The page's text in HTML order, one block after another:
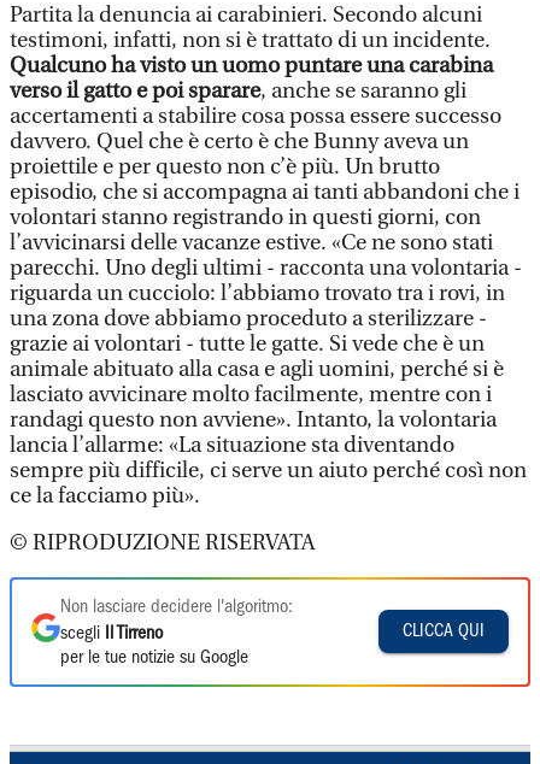
Partita la denuncia ai carabinieri. Secondo alcuni
testimoni, infatti, non si è trattato di un incidente.
Qualcuno ha visto un uomo puntare una carabina
verso il gatto e poi sparare, anche se saranno gli
accertamenti a stabilire cosa possa essere successo
davvero. Quel che è certo è che Bunny aveva un
proiettile e per questo non c’è più. Un brutto
episodio, che si accompagna ai tanti abbandoni che i
volontari stanno registrando in questi giorni, con
l’avvicinarsi delle vacanze estive. «Ce ne sono stati
parecchi. Uno degli ultimi - racconta una volontaria -
riguarda un cucciolo: l’abbiamo trovato tra i rovi, in
una zona dove abbiamo proceduto a sterilizzare -
grazie ai volontari - tutte le gatte. Si vede che è un
animale abituato alla casa e agli uomini, perché si è
lasciato avvicinare molto facilmente, mentre con i
randagi questo non avviene». Intanto, la volontaria
lancia l’allarme: «La situazione sta diventando
sempre più difficile, ci serve un aiuto perché così non
ce la facciamo più».
© RIPRODUZIONE RISERVATA
Non lasciare decidere l'algoritmo:
scegli
Il Tirreno
per le tue notizie su Google
CLICCA QUI